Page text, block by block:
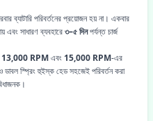
ব্যাটারি পরিবর্তনের প্রয়োজন হয় না। একবার
এবং সাধারণ ব্যবহারে৩–৫ দিনপর্যন্ত চার্জ
13,000 RPMএবং 15,000 RPM-এর
ডাবল স্প্রিং হুইস্ক হেড সহজেই পরিবর্তন করা